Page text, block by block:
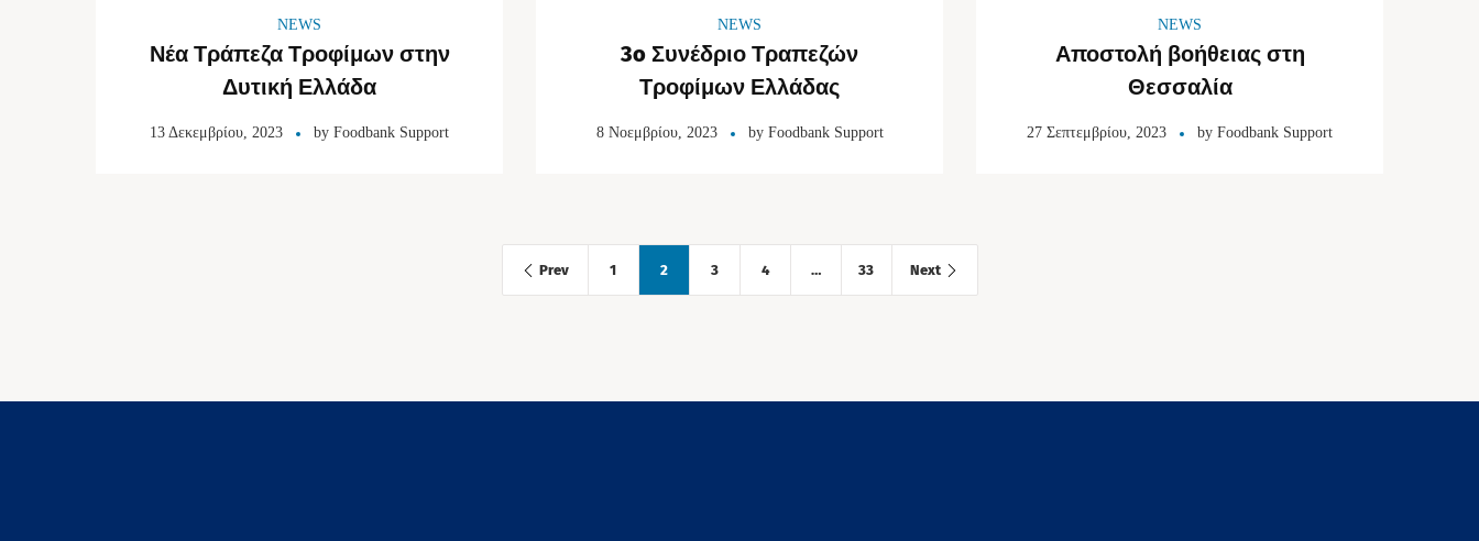
NEWS
Νέα Τράπεζα Τροφίμων στην
Δυτική Ελλάδα
13 Δεκεμβρίου, 2023 by Foodbank Support
NEWS
3o Συνέδριο Τραπεζών
Τροφίμων Ελλάδας
8 Νοεμβρίου, 2023 by Foodbank Support
NEWS
Αποστολή βοήθειας στη
Θεσσαλία
27 Σεπτεμβρίου, 2023 by Foodbank Support
Prev 1 2 3 4 … 33 Next